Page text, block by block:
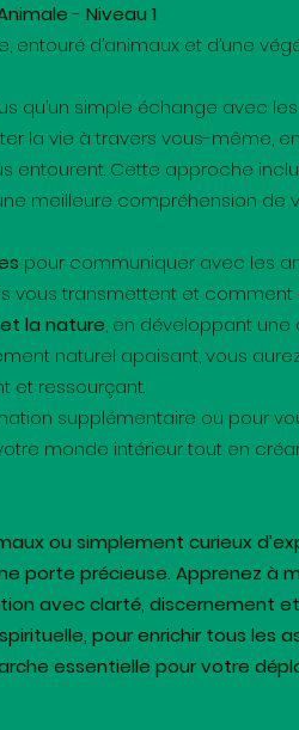
- Niveau 1
entouré d’animaux et d’une
qu’un simple échange avec
la vie à travers vous-même,
entourent. Cette approche
meilleure compréhension de
pour communiquer avec les
vous transmettent et
la nature, en développant une
naturel apaisant, vous
et ressourçant.
supplémentaire ou pour
monde intérieur tout en
ou simplement curieux
porte précieuse. Apprenez à
avec clarté, discernement
pour enrichir tous les
essentielle pour votre